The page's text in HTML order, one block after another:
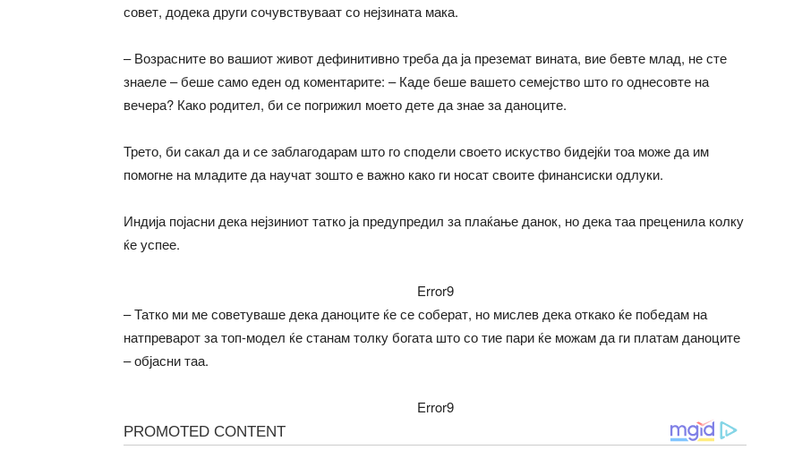
совет, додека други сочувствуваат со нејзината мака.
– Возрасните во вашиот живот дефинитивно треба да ја преземат вината, вие бевте млад, не сте
знаеле – беше само еден од коментарите: – Каде беше вашето семејство што го однесовте на
вечера? Како родител, би се погрижил моето дете да знае за даноците.
Трето, би сакал да и се заблагодарам што го сподели своето искуство бидејќи тоа може да им
помогне на младите да научат зошто е важно како ги носат своите финансиски одлуки.
Индија појасни дека нејзиниот татко ја предупредил за плаќање данок, но дека таа преценила колку
ќе успее.
Error9
– Татко ми ме советуваше дека даноците ќе се соберат, но мислев дека откако ќе победам на
натпреварот за топ-модел ќе станам толку богата што со тие пари ќе можам да ги платам даноците
– објасни таа.
Error9